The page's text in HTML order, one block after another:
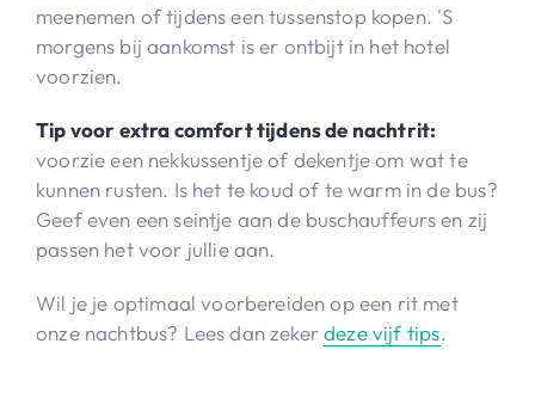
meenemen of tijdens een tussenstop kopen. 'S
morgens bij aankomst is er ontbijt in het hotel
voorzien.
Tip voor extra comfort tijdens de nachtrit:
voorzie een nekkussentje of dekentje om wat te
kunnen rusten. Is het te koud of te warm in de bus?
Geef even een seintje aan de buschauffeurs en zij
passen het voor jullie aan.
Wil je je optimaal voorbereiden op een rit met
onze nachtbus? Lees dan zekerdeze vijf tips.